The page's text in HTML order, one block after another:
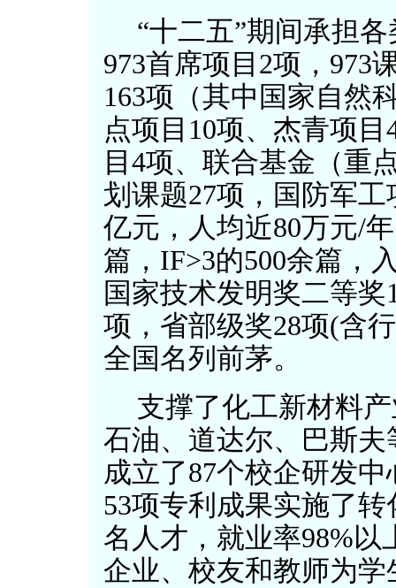
“十二五”期间承担
973首席项目2项，973
163项（其中国家自然
点项目10项、杰青项
目4项、联合基金（重
划课题27项，国防军
亿元，人均近80万元/
篇，IF>3的500余篇，
国家技术发明奖二等
项，省部级奖28项(含
全国名列前茅。
支撑了化工新材料
石油、道达尔、巴斯
成立了87个校企研发
53项专利成果实施了
名人才，就业率98%以
企业、校友和教师为